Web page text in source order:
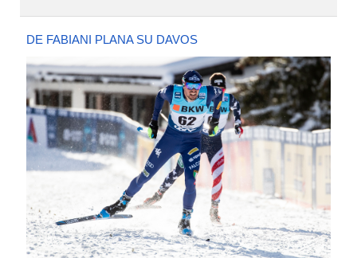
DE FABIANI PLANA SU DAVOS